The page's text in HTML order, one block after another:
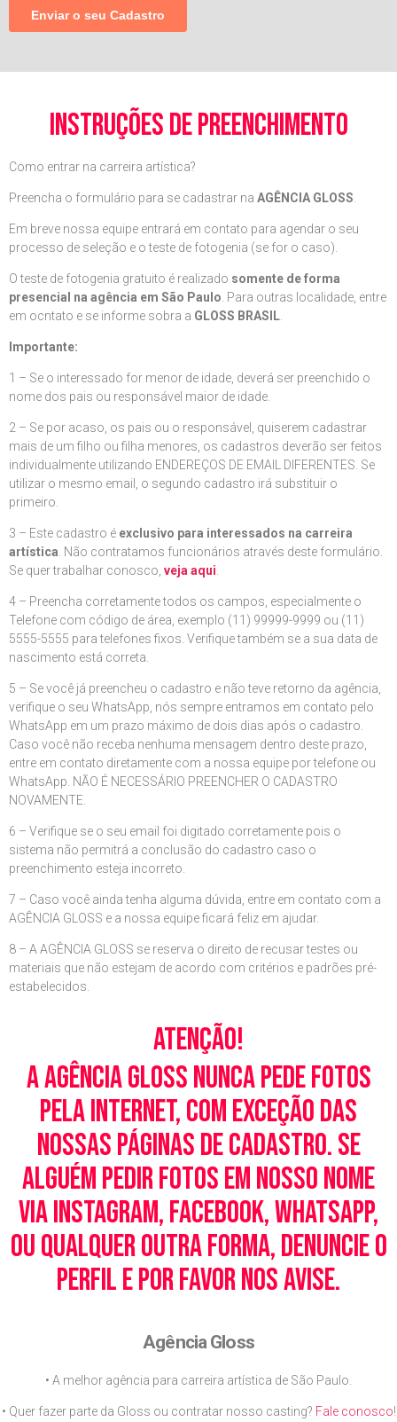
instruções de preenchimento
Como entrar na carreira artística?
Preencha o formulário para se cadastrar na AGÊNCIA GLOSS
Em breve nossa equipe entrará em contato para agendar o seu
processo de seleção e o teste de fotogenia (se for o caso).
O teste de fotogenia gratuito é realizado somente de forma
presencial na agência em São Paulo . Para outras localidade, entre
em ocntato e se informe sobra a GLOSS BRASIL
Importante:
1 – Se o interessado for menor de idade, deverá ser preenchido o
nome dos pais ou responsável maior de idade.
2 – Se por acaso, os pais ou o responsável, quiserem cadastrar
mais de um filho ou filha menores, os cadastros deverão ser feitos
individualmente utilizando ENDEREÇOS DE EMAIL DIFERENTES. Se
utilizar o mesmo email, o segundo cadastro irá substituir o
primeiro.
3 – Este cadastro é exclusivo para interessados na carreira
artística . Não contratamos funcionários através deste formulário.
Se quer trabalhar conosco, veja aqui
4 – Preencha corretamente todos os campos, especialmente o
Telefone com código de área, exemplo (11) 99999-9999 ou (11)
5555-5555 para telefones fixos. Verifique também se a sua data de
nascimento está correta.
5 – Se você já preencheu o cadastro e não teve retorno da agência,
verifique o seu WhatsApp, nós sempre entramos em contato pelo
WhatsApp em um prazo máximo de dois dias após o cadastro.
Caso você não receba nenhuma mensagem dentro deste prazo,
entre em contato diretamente com a nossa equipe por telefone ou
WhatsApp. NÃO É NECESSÁRIO PREENCHER O CADASTRO
NOVAMENTE.
6 – Verifique se o seu email foi digitado corretamente pois o
sistema não permitrá a conclusão do cadastro caso o
preenchimento esteja incorreto.
7 – Caso você ainda tenha alguma dúvida, entre em contato com a
AGÊNCIA GLOSS e a nossa equipe ficará feliz em ajudar.
8 – A AGÊNCIA GLOSS se reserva o direito de recusar testes ou
materiais que não estejam de acordo com critérios e padrões pré-
estabelecidos.
Atenção!
A Agência Gloss nunca pede fotos
pela Internet, com exceção das
nossas páginas de cadastro. Se
alguém pedir fotos em nosso nome
via Instagram, Facebook, WhatsApp,
ou qualquer outra forma, denuncie o
perfil e por favor nos avise.
Agência Gloss
• A melhor agência para carreira artística de São Paulo.
• Quer fazer parte da Gloss ou contratar nosso casting? Fale conosco!